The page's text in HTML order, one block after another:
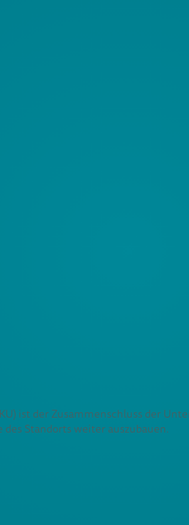
ist der Zusammenschluss der
Standorts weiter auszubauen.